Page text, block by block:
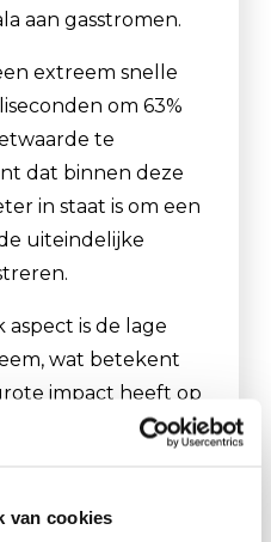
van cookies
aan gasstromen.
extreem snelle
om 63%
te
dat binnen deze
in staat is om een
uiteindelijke
is de lage
wat betekent
impact heeft op
zijn. De TSI